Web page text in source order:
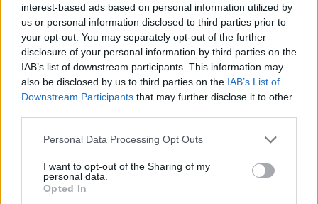
interest-based ads based on personal information utilized by
us or personal information disclosed to third parties prior to
your opt-out. You may separately opt-out of the further
disclosure of your personal information by third parties on the
IAB’s list of downstream participants. This information may
also be disclosed by us to third parties on the IAB’s List of
Downstream Participants that may further disclose it to other
Please note that this website/app uses one or more Google
not limited to your visit or usage behaviour. You may click to
grant or deny consent to Google and its third-party tags to
use your data for below specified purposes in below Google
Personal Data Processing Opt Outs
I want to opt-out of the Sharing of my
personal data.
Opted In
Országos hírek
Miért éri meg Afrikában utat építeni?
Minden, amit a GED Afrika projektről
tudni kell
Kultúra